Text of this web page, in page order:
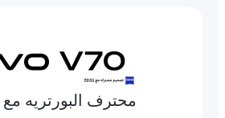
محترف البورتريه مع ZEISS